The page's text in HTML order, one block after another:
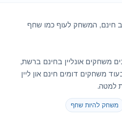
חינם, המשחק לעוף כמו שחף
משחקים אונליין בחינם ברשת,
משחקים דומים חינם און ליין
למטה.
משחק להיות שחף